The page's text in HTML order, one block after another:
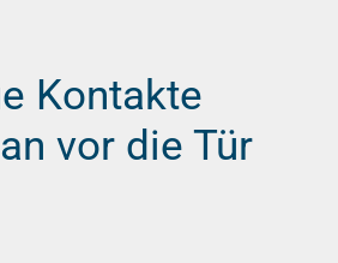
Kontakte
vor die Tür